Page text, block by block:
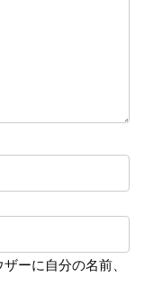
ーに自分の名前、